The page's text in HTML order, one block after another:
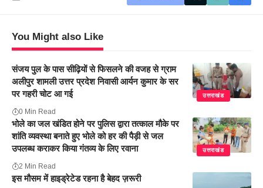
You Might also Like
उत्तराखंड
संजय पुल के पास सीढ़ियों से फिसलने की वजह से ग्राम
अलीपुर शामली उत्तर प्रदेश निवासी आर्यन कुमार के सर
पर गहरी चोट आ गई
0 Min Read
उत्तराखंड
भोले का जल खंडित होने पर पुलिस द्वारा तत्काल मौके पर
शांति व्यवस्था बनाते हुए भोले को हर की पैड़ी से जल
उपलब्ध कराकर किया गंतव्य के लिए रवाना
2 Min Read
इस मौसम में हाइड्रेटेड रहना है बेहद ज़रूरी